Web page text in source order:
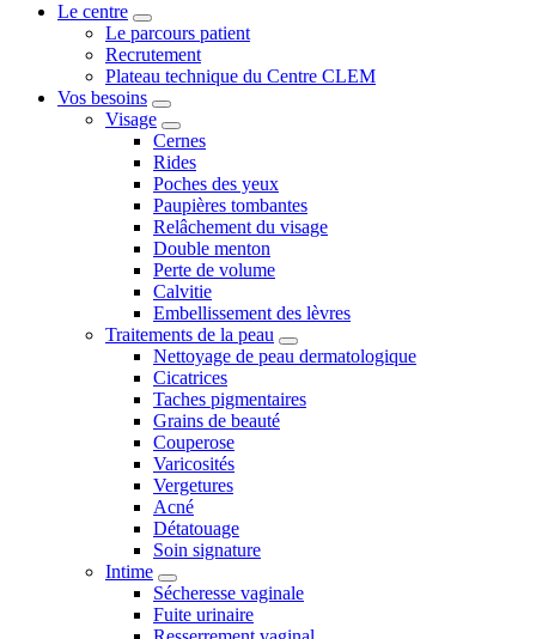
Le centre
Le parcours patient
Recrutement
Plateau technique du Centre CLEM
Vos besoins
Visage
Cernes
Rides
Poches des yeux
Paupières tombantes
Relâchement du visage
Double menton
Perte de volume
Calvitie
Embellissement des lèvres
Traitements de la peau
Nettoyage de peau dermatologique
Cicatrices
Taches pigmentaires
Grains de beauté
Couperose
Varicosités
Vergetures
Acné
Détatouage
Soin signature
Intime
Sécheresse vaginale
Fuite urinaire